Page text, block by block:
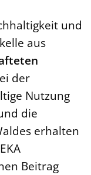
und
aus
der
Nutzung
die
erhalten
Beitrag